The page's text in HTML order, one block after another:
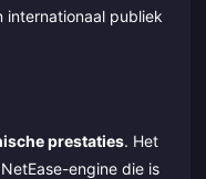
internationaal publiek
prestaties. Het
engine die is